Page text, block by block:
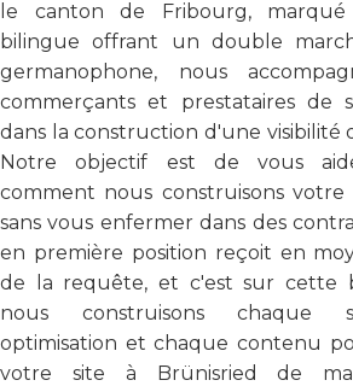
le canton de Fribourg,
bilingue offrant un double
germanophone, nous
commerçants et prestataires de
dans la construction d'une visibilité
Notre objectif est de vous
comment nous construisons votre
sans vous enfermer dans des
en première position reçoit en
de la requête, et c'est sur cette
nous construisons chaque
optimisation et chaque contenu
votre site à Brünisried de